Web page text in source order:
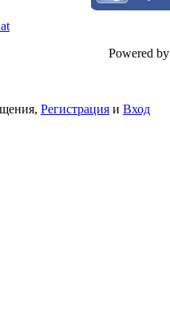
Powered by
Регистрация и Вход